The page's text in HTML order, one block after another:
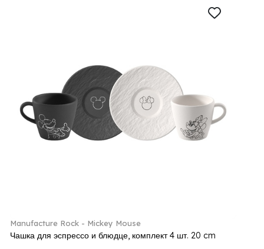
Manufacture Rock - Mickey Mouse
Чашка для эспрессо и блюдце, комплект 4 шт. 20 cm